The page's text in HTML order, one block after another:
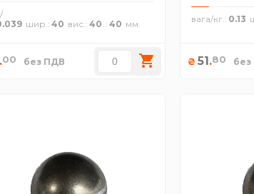
шир. 40 вис. 40 40
.00 без ПДВ
вага/кг. 0.13
₴ 51.80